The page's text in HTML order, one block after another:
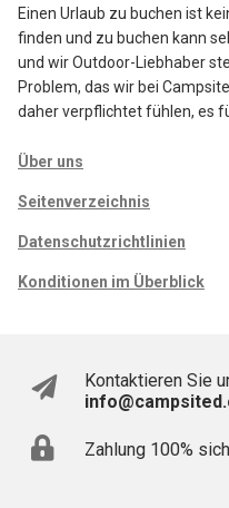
Einen Urlaub zu buchen ist
finden und zu buchen kann
und wir Outdoor-Liebhaber
Problem, das wir bei
daher verpflichtet fühlen, es
Über uns
Seitenverzeichnis
Datenschutzrichtlinien
Konditionen im Überblick
Kontaktieren Sie
Zahlung 100%